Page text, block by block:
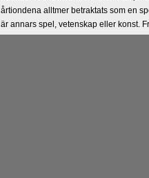
årtiondena alltmer betraktats som en
är annars spel, vetenskap eller konst.